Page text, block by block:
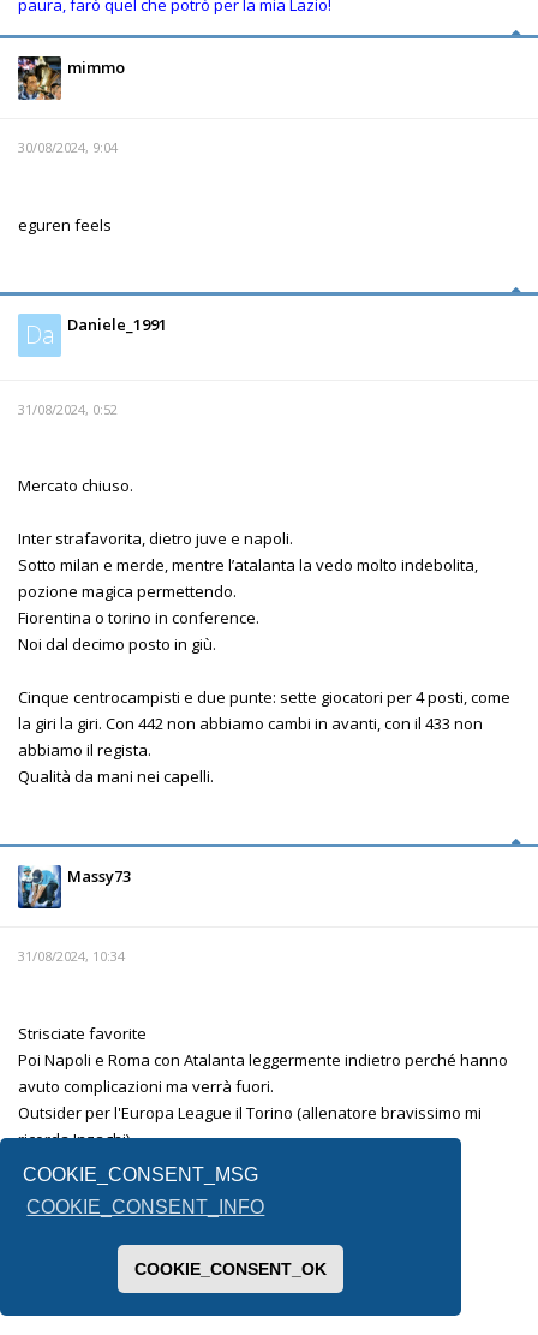
COOKIE_CONSENT_MSG
COOKIE_CONSENT_INFO
COOKIE_CONSENT_OK
paura, farò quel che potrò per la mia Lazio!
mimmo
30/08/2024, 9:04
eguren feels
Da Daniele_1991
31/08/2024, 0:52
Mercato chiuso.
Inter strafavorita, dietro juve e napoli.
Sotto milan e merde, mentre l’atalanta la vedo molto indebolita,
pozione magica permettendo.
Fiorentina o torino in conference.
Noi dal decimo posto in giù.
Cinque centrocampisti e due punte: sette giocatori per 4 posti, come
la giri la giri. Con 442 non abbiamo cambi in avanti, con il 433 non
abbiamo il regista.
Qualità da mani nei capelli.
Massy73
31/08/2024, 10:34
Strisciate favorite
Poi Napoli e Roma con Atalanta leggermente indietro perché hanno
avuto complicazioni ma verrà fuori.
Outsider per l'Europa League il Torino (allenatore bravissimo mi
ricorda Inzaghi)
La fiorentina è l'altra incognita.
Lecce e Venezia mi sembrano messe male.
Per la terza retrocessa non saprei, forse il Monza .
Inviato dal mio SM-F731B utilizzando Tapatalk